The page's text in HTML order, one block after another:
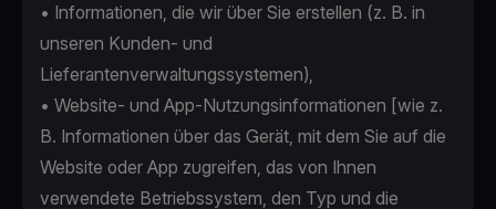
• Informationen, die wir über Sie erstellen (z. B. in
unseren Kunden- und
Lieferantenverwaltungssystemen),
• Website- und App-Nutzungsinformationen [wie z.
B. Informationen über das Gerät, mit dem Sie auf die
Website oder App zugreifen, das von Ihnen
verwendete Betriebssystem, den Typ und die